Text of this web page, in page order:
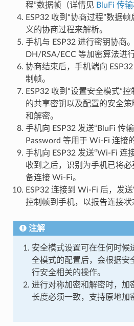
程”数据帧（详情见 BluFi 传
ESP32 收到“协商过程”数据
义的协商过程来解析。
手机与 ESP32 进行密钥协商
DH/RSA/ECC 等加密算法进行
协商结束后，手机端向
制帧。
ESP32 收到“设置安全模式”
的共享密钥以及配置的安全
和解密。
手机向 ESP32 发送“BluFi 传
Password 等用于 Wi-Fi 连接
手机向 ESP32 发送“Wi-Fi 连
收到之后，识别为手机已将
备连接 Wi-Fi。
ESP32 连接到 Wi-Fi 后，发
控制帧到手机，以报告连接状
注解
安全模式设置可在任何时候
全模式的配置后，会根据安
行安全相关的操作。
进行对称加密和解密时，加
长度必须一致，支持原地加